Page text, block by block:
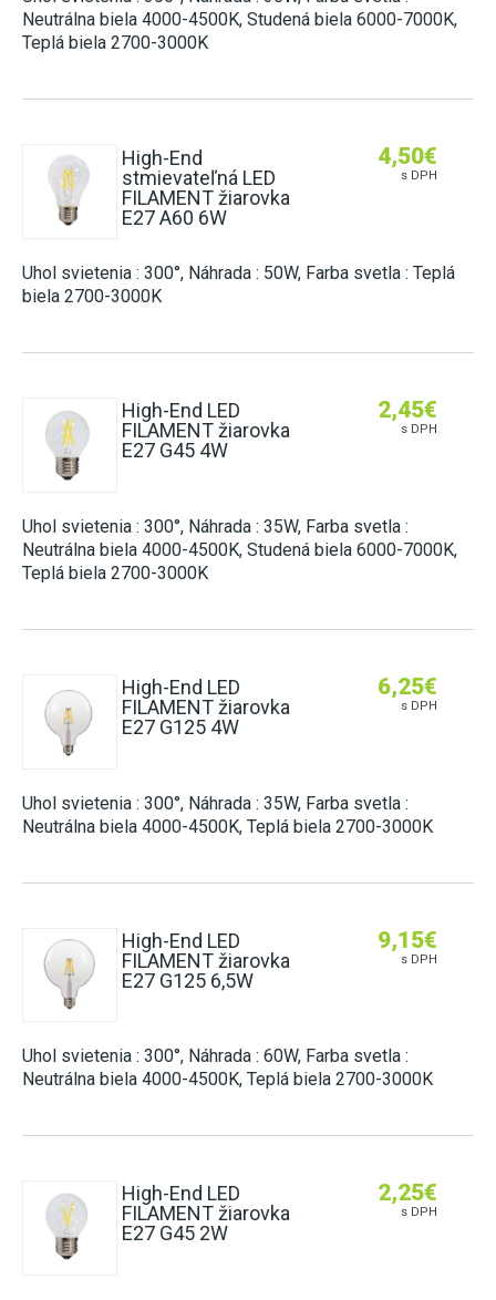
Neutrálna biela 4000-4500K, Studená biela 6000-7000K,
Teplá biela 2700-3000K
High-End
stmievateľná LED
FILAMENT žiarovka
E27 A60 6W
4,50€
s DPH
Uhol svietenia : 300°, Náhrada : 50W, Farba svetla : Teplá
biela 2700-3000K
High-End LED
FILAMENT žiarovka
E27 G45 4W
2,45€
s DPH
Uhol svietenia : 300°, Náhrada : 35W, Farba svetla :
Neutrálna biela 4000-4500K, Studená biela 6000-7000K,
Teplá biela 2700-3000K
High-End LED
FILAMENT žiarovka
E27 G125 4W
6,25€
s DPH
Uhol svietenia : 300°, Náhrada : 35W, Farba svetla :
Neutrálna biela 4000-4500K, Teplá biela 2700-3000K
High-End LED
FILAMENT žiarovka
E27 G125 6,5W
9,15€
s DPH
Uhol svietenia : 300°, Náhrada : 60W, Farba svetla :
Neutrálna biela 4000-4500K, Teplá biela 2700-3000K
High-End LED
FILAMENT žiarovka
E27 G45 2W
2,25€
s DPH